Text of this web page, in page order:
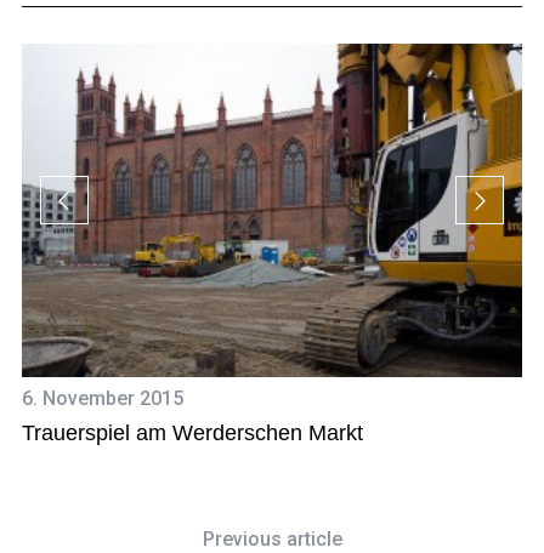
6. November 2015
Trauerspiel am Werderschen Markt
Previous article